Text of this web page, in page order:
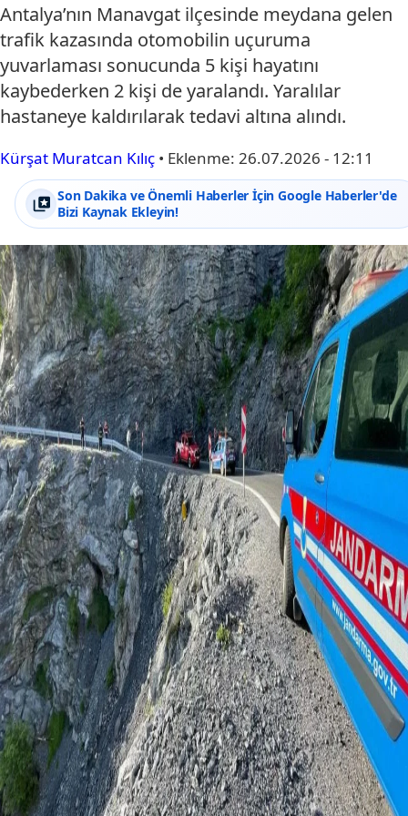
Antalya’nın Manavgat ilçesinde meydana gelen
trafik kazasında otomobilin uçuruma
yuvarlaması sonucunda 5 kişi hayatını
kaybederken 2 kişi de yaralandı. Yaralılar
hastaneye kaldırılarak tedavi altına alındı.
Kürşat Muratcan Kılıç • Eklenme: 26.07.2026 - 12:11
Son Dakika ve Önemli Haberler İçin Google Haberler'de
Bizi Kaynak Ekleyin!